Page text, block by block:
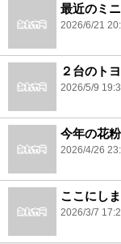
最近のミ
2026/6/21
２台のト
2026/5/9
今年の花粉
2026/4/26
ここにし
2026/3/7